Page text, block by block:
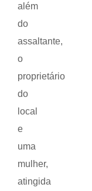
além
do
assaltante,
o
proprietário
do
local
e
uma
mulher,
atingida